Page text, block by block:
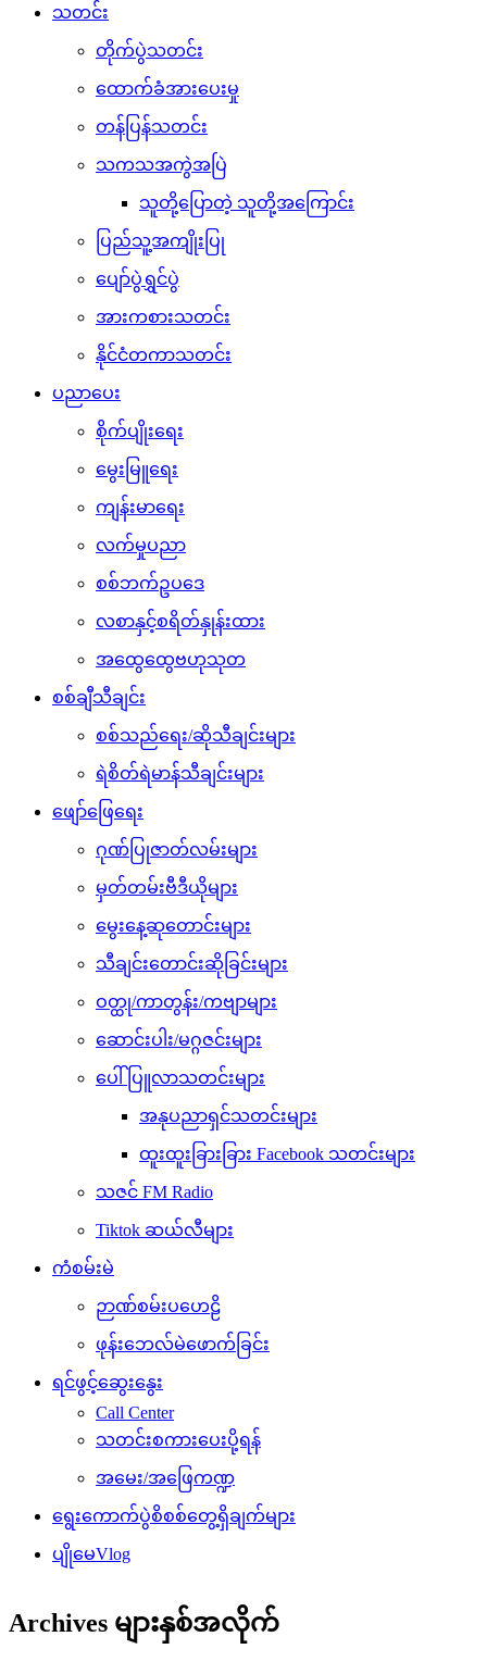
သတင်း
တိုက်ပွဲသတင်း
ထောက်ခံအားပေးမှု
တန်ပြန်သတင်း
သကသအကွဲအပြဲ
သူတို့ပြောတဲ့ သူတို့အကြောင်း
ပြည်သူ့အကျိုးပြု
ပျော်ပွဲရွှင်ပွဲ
အားကစားသတင်း
နိုင်ငံတကာသတင်း
ပညာပေး
စိုက်ပျိုးရေး
မွေးမြူရေး
ကျန်းမာရေး
လက်မှုပညာ
စစ်ဘက်ဥပဒေ
လစာနှင့်စရိတ်နှုန်းထား
အထွေထွေဗဟုသုတ
စစ်ချီသီချင်း
စစ်သည်ရေး/ဆိုသီချင်းများ
ရဲစိတ်ရဲမာန်သီချင်းများ
ဖျော်ဖြေရေး
ဂုဏ်ပြုဇာတ်လမ်းများ
မှတ်တမ်းဗီဒီယိုများ
မွေးနေ့ဆုတောင်းများ
သီချင်းတောင်းဆိုခြင်းများ
ဝတ္ထု/ကာတွန်း/ကဗျာများ
ဆောင်းပါး/မဂ္ဂဇင်းများ
ပေါ်ပြူလာသတင်းများ
အနုပညာရှင်သတင်းများ
ထူးထူးခြားခြား Facebook သတင်းများ
သဇင် FM Radio
Tiktok ဆယ်လီများ
ကံစမ်းမဲ
ဉာဏ်စမ်းပဟေဠိ
ဖုန်းဘေလ်မဲဖောက်ခြင်း
ရင်ဖွင့်ဆွေးနွေး
Call Center
သတင်းစကားပေးပို့ရန်
အမေး/အဖြေကဏ္ဍ
ရွေးကောက်ပွဲစိစစ်တွေ့ရှိချက်များ
ပျိုမေVlog
Archives များနှစ်အလိုက်